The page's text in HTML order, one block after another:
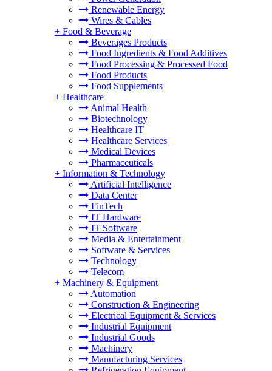
Renewable Energy
Wires & Cables
+ Food & Beverage
Beverages Products
Food Ingredients & Food Additives
Food Processing & Processed Food
Food Products
Food Supplements
+ Healthcare
Animal Health
Biotechnology
Healthcare IT
Healthcare Services
Medical Devices
Pharmaceuticals
+ Information & Technology
Artificial Intelligence
Data Center
FinTech
IT Hardware
IT Software
Media & Entertainment
Software & Services
Technology
Telecom
+ Machinery & Equipment
Automation
Construction & Engineering
Electrical Equipment & Services
Industrial Equipment
Industrial Goods
Machinery
Manufacturing Services